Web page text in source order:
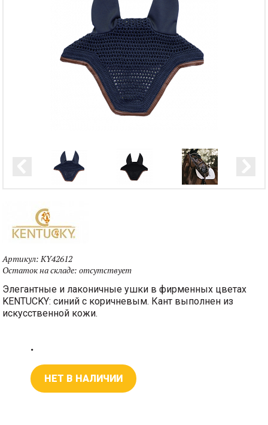
Артикул:KY42612
Остаток на складе:отсутствует
Элегантные и лаконичные ушки в фирменных цветах
KENTUCKY: синий с коричневым. Кант выполнен из
искусственной кожи.
.
НЕТ В НАЛИЧИИ